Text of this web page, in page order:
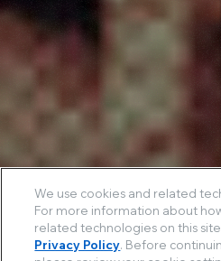
We use cookies and related
For more information about
related technologies on this
Privacy Policy. Before